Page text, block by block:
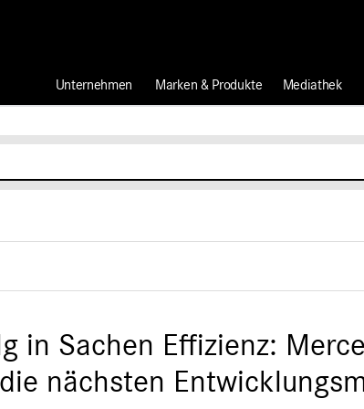
Unternehmen Marken & Produkte Mediathek
in Sachen Effizienz:
nächsten